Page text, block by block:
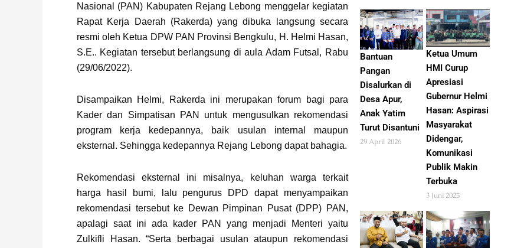
Nasional (PAN) Kabupaten Rejang Lebong menggelar kegiatan
Rapat Kerja Daerah (Rakerda) yang dibuka langsung secara
resmi oleh Ketua DPW PAN Provinsi Bengkulu, H. Helmi Hasan,
S.E.. Kegiatan tersebut berlangsung di aula Adam Futsal, Rabu
(29/06/2022).
Disampaikan Helmi, Rakerda ini merupakan forum bagi para
Kader dan Simpatisan PAN untuk mengusulkan rekomendasi
program kerja kedepannya, baik usulan internal maupun
eksternal. Sehingga kedepannya Rejang Lebong dapat bahagia.
Rekomendasi eksternal ini misalnya, keluhan warga terkait
harga hasil bumi, lalu pengurus DPD dapat menyampaikan
rekomendasi tersebut ke Dewan Pimpinan Pusat (DPP) PAN,
apalagi saat ini ada kader PAN yang menjadi Menteri yaitu
Zulkifli Hasan. “Serta berbagai usulan ataupun rekomendasi
Bantuan
Pangan
Disalurkan di
Desa Apur,
Anak Yatim
Turut Disantuni
29 April 2026
Ketua Umum
HMI Curup
Apresiasi
Gubernur Helmi
Hasan: Aspirasi
Masyarakat
Didengar,
Komunikasi
Publik Makin
Terbuka
3 Juni 2025